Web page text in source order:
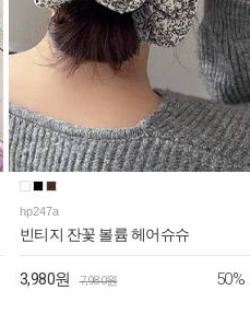
hp247a
빈티지 잔꽃 볼륨 헤어슈슈
3,980원 7,980원 50%